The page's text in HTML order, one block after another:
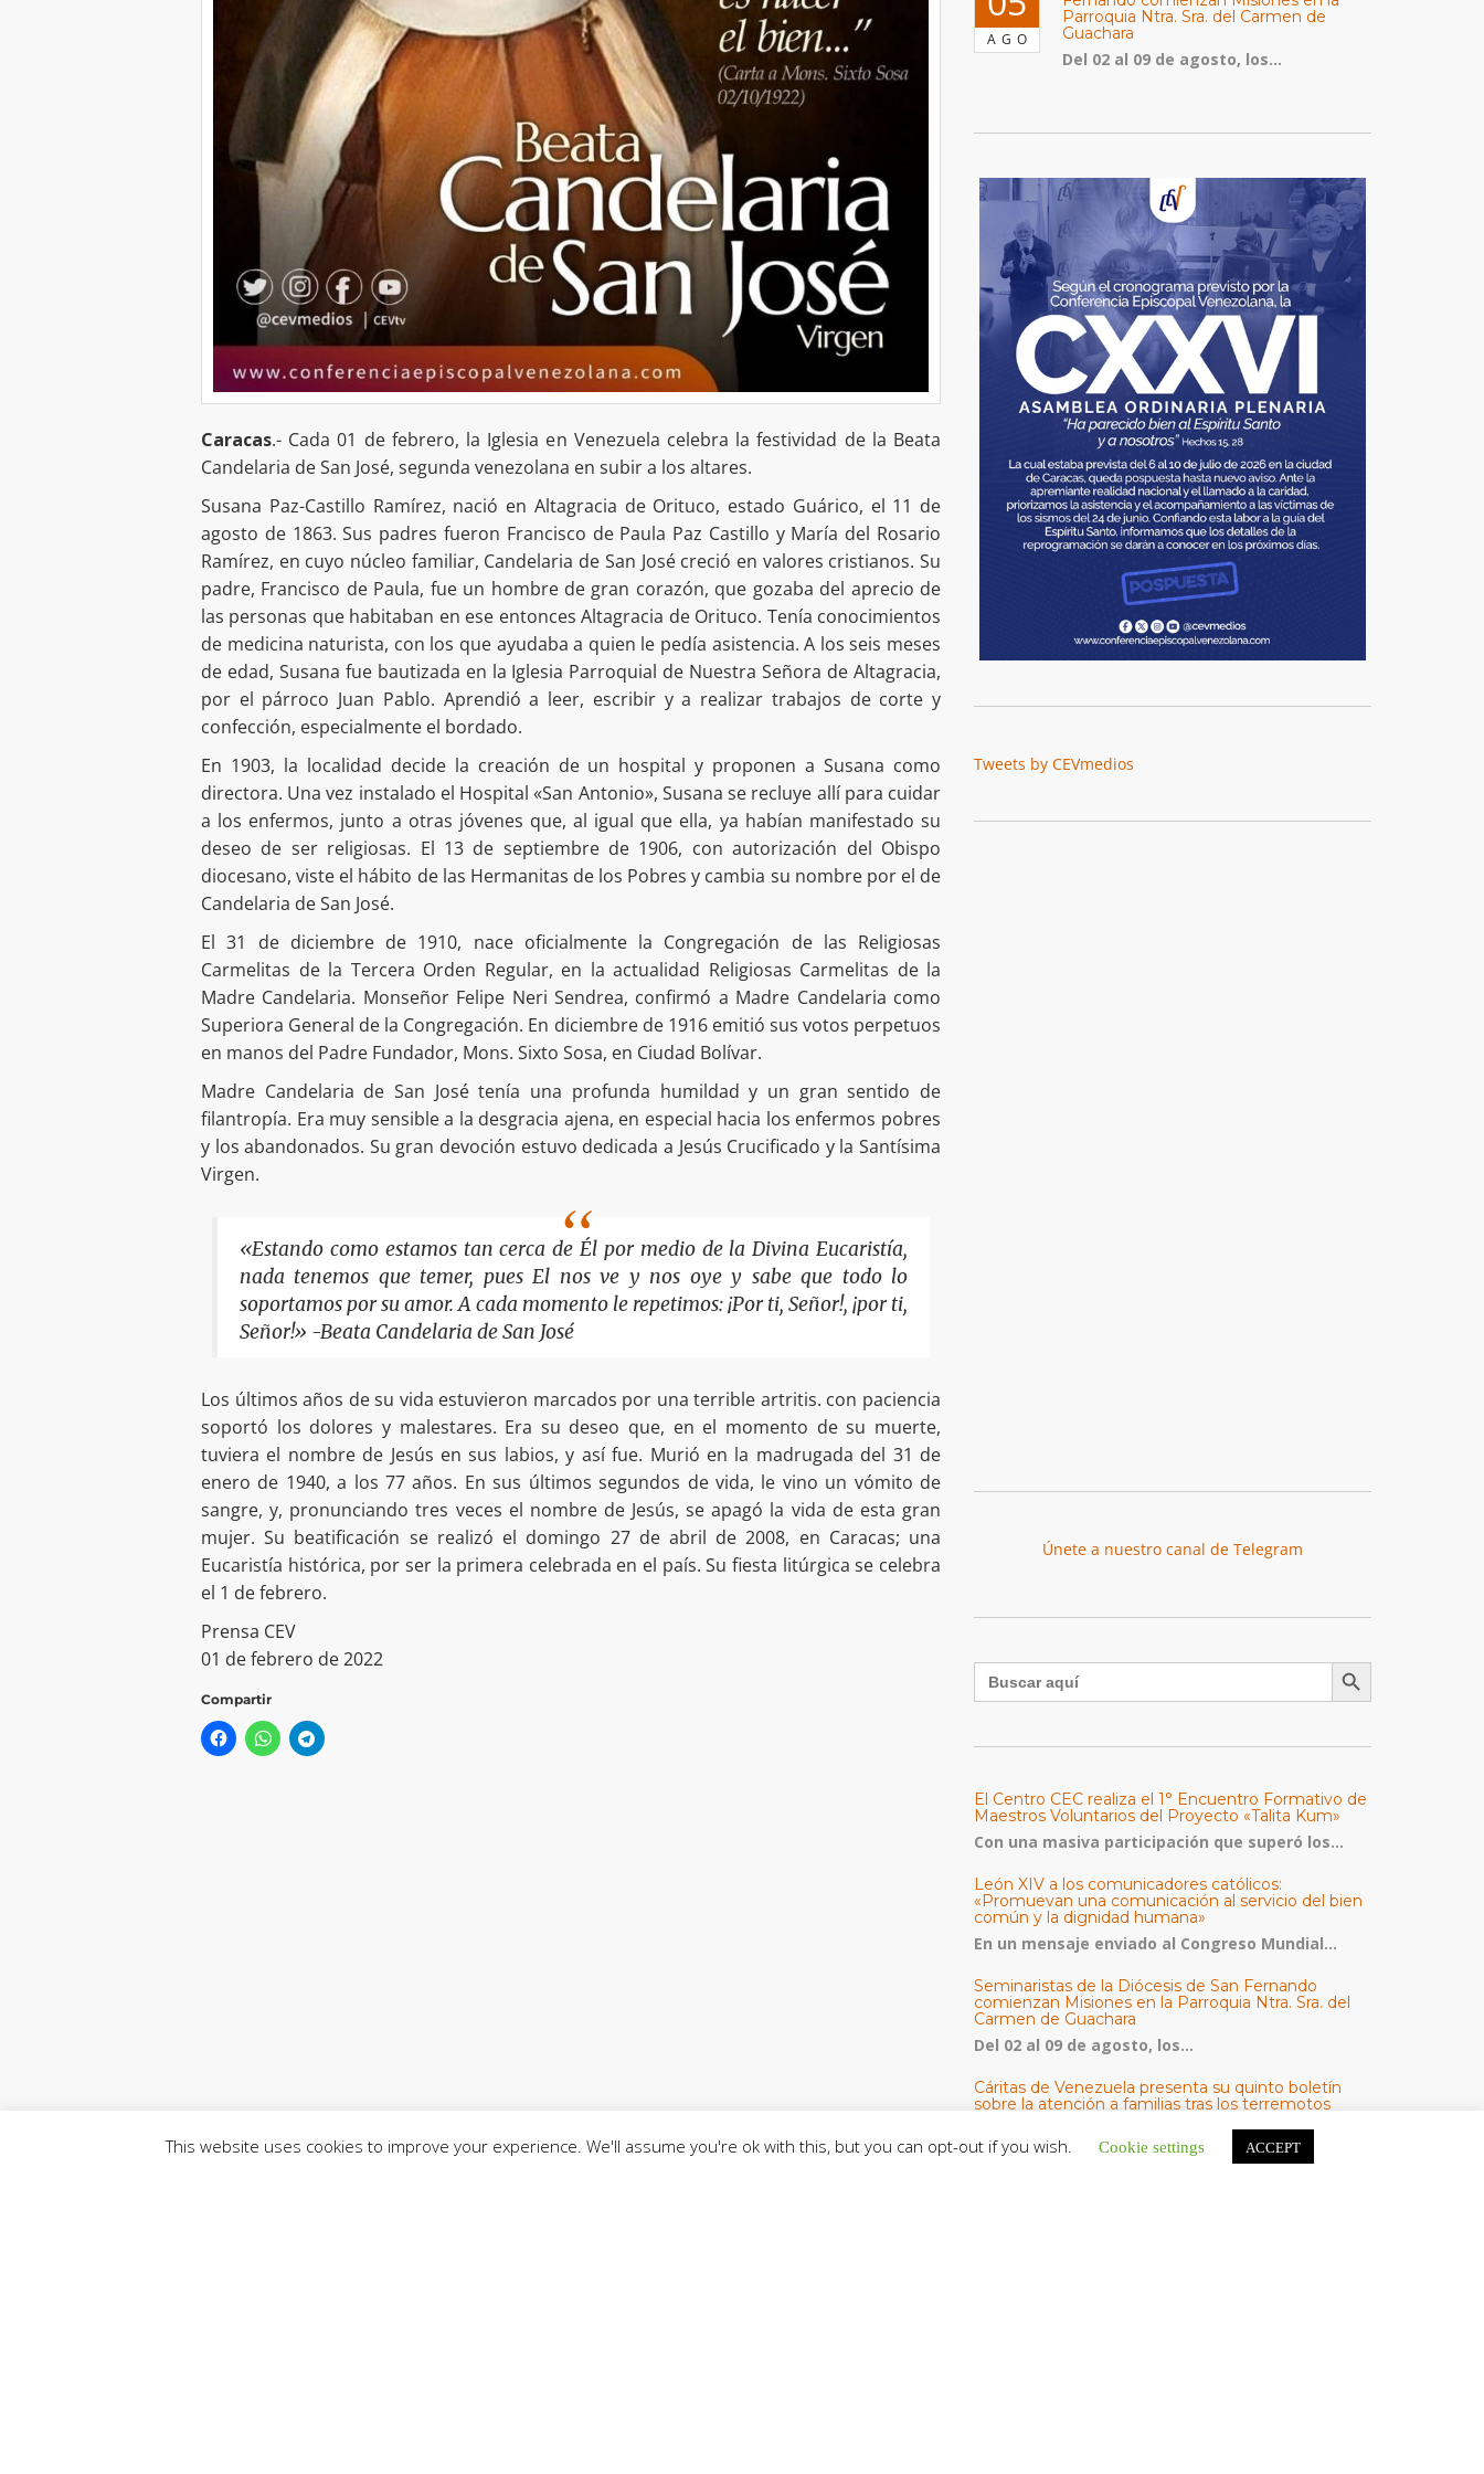
Caracas.- Cada 01 de febrero, la Iglesia en Venezuela celebra la festividad de la Beata
Candelaria de San José, segunda venezolana en subir a los altares.
Susana Paz-Castillo Ramírez, nació en Altagracia de Orituco, estado Guárico, el 11 de
agosto de 1863. Sus padres fueron Francisco de Paula Paz Castillo y María del Rosario
Ramírez, en cuyo núcleo familiar, Candelaria de San José creció en valores cristianos. Su
padre, Francisco de Paula, fue un hombre de gran corazón, que gozaba del aprecio de
las personas que habitaban en ese entonces Altagracia de Orituco. Tenía conocimientos
de medicina naturista, con los que ayudaba a quien le pedía asistencia. A los seis meses
de edad, Susana fue bautizada en la Iglesia Parroquial de Nuestra Señora de Altagracia,
por el párroco Juan Pablo. Aprendió a leer, escribir y a realizar trabajos de corte y
confección, especialmente el bordado.
En 1903, la localidad decide la creación de un hospital y proponen a Susana como
directora. Una vez instalado el Hospital «San Antonio», Susana se recluye allí para cuidar
a los enfermos, junto a otras jóvenes que, al igual que ella, ya habían manifestado su
deseo de ser religiosas. El 13 de septiembre de 1906, con autorización del Obispo
diocesano, viste el hábito de las Hermanitas de los Pobres y cambia su nombre por el de
Candelaria de San José.
El 31 de diciembre de 1910, nace oficialmente la Congregación de las Religiosas
Carmelitas de la Tercera Orden Regular, en la actualidad Religiosas Carmelitas de la
Madre Candelaria. Monseñor Felipe Neri Sendrea, confirmó a Madre Candelaria como
Superiora General de la Congregación. En diciembre de 1916 emitió sus votos perpetuos
en manos del Padre Fundador, Mons. Sixto Sosa, en Ciudad Bolívar.
Madre Candelaria de San José tenía una profunda humildad y un gran sentido de
filantropía. Era muy sensible a la desgracia ajena, en especial hacia los enfermos pobres
y los abandonados. Su gran devoción estuvo dedicada a Jesús Crucificado y la Santísima
Virgen.
«Estando como estamos tan cerca de Él por medio de la Divina Eucaristía,
nada tenemos que temer, pues El nos ve y nos oye y sabe que todo lo
soportamos por su amor. A cada momento le repetimos: ¡Por ti, Señor!, ¡por ti,
Señor!» -Beata Candelaria de San José
Los últimos años de su vida estuvieron marcados por una terrible artritis. con paciencia
soportó los dolores y malestares. Era su deseo que, en el momento de su muerte,
tuviera el nombre de Jesús en sus labios, y así fue. Murió en la madrugada del 31 de
enero de 1940, a los 77 años. En sus últimos segundos de vida, le vino un vómito de
sangre, y, pronunciando tres veces el nombre de Jesús, se apagó la vida de esta gran
mujer. Su beatificación se realizó el domingo 27 de abril de 2008, en Caracas; una
Eucaristía histórica, por ser la primera celebrada en el país. Su fiesta litúrgica se celebra
el 1 de febrero.
Prensa CEV
01 de febrero de 2022
Compartir
AGO
Parroquia Ntra. Sra. del Carmen de
Guachara
Del 02 al 09 de agosto, los...
Tweets by CEVmedios
Únete a nuestro canal de Telegram
Buscar: Botón de búsqueda
El Centro CEC realiza el 1° Encuentro Formativo de
Maestros Voluntarios del Proyecto «Talita Kum»
Con una masiva participación que superó los...
León XIV a los comunicadores católicos:
«Promuevan una comunicación al servicio del bien
común y la dignidad humana»
En un mensaje enviado al Congreso Mundial...
Seminaristas de la Diócesis de San Fernando
comienzan Misiones en la Parroquia Ntra. Sra. del
Carmen de Guachara
Del 02 al 09 de agosto, los...
Cáritas de Venezuela presenta su quinto boletín
sobre la atención a familias tras los terremotos
Cáritas de Venezuela publicó este martes 4...
This website uses cookies to improve your experience. We'll assume you're ok with this, but you can opt-out if you wish. Cookie settings ACCEPT